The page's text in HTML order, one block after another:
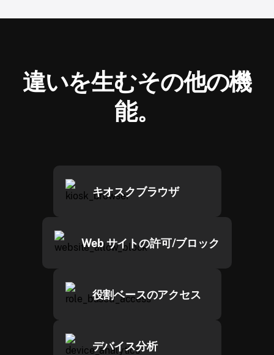
違いを生むその他の機
能。
キオスクブラウザ
Web サイトの許可/ブロック
役割ベースのアクセス
デバイス分析